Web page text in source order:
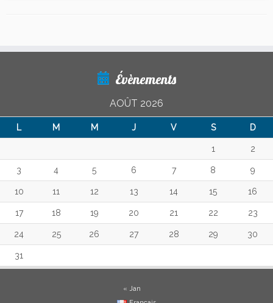
Évènements
AOÛT 2026
L M M J V S D
1 2
3 4 5 6 7 8 9
10 11 12 13 14 15 16
17 18 19 20 21 22 23
24 25 26 27 28 29 30
31
« Jan